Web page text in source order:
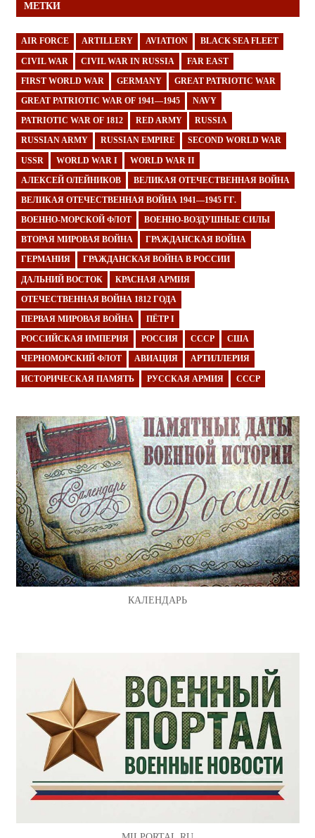
МЕТКИ
AIR FORCE ARTILLERY AVIATION BLACK SEA FLEET
CIVIL WAR CIVIL WAR IN RUSSIA FAR EAST
FIRST WORLD WAR GERMANY GREAT PATRIOTIC WAR
GREAT PATRIOTIC WAR OF 1941—1945 NAVY
PATRIOTIC WAR OF 1812 RED ARMY RUSSIA
RUSSIAN ARMY RUSSIAN EMPIRE SECOND WORLD WAR
USSR WORLD WAR I WORLD WAR II
АЛЕКСЕЙ ОЛЕЙНИКОВ ВЕЛИКАЯ ОТЕЧЕСТВЕННАЯ ВОЙНА
ВЕЛИКАЯ ОТЕЧЕСТВЕННАЯ ВОЙНА 1941—1945 ГГ.
ВОЕННО-МОРСКОЙ ФЛОТ ВОЕННО-ВОЗДУШНЫЕ СИЛЫ
ВТОРАЯ МИРОВАЯ ВОЙНА ГРАЖДАНСКАЯ ВОЙНА
ГЕРМАНИЯ ГРАЖДАНСКАЯ ВОЙНА В РОССИИ
ДАЛЬНИЙ ВОСТОК КРАСНАЯ АРМИЯ
ОТЕЧЕСТВЕННАЯ ВОЙНА 1812 ГОДА
ПЕРВАЯ МИРОВАЯ ВОЙНА ПЁТР I
РОССИЙСКАЯ ИМПЕРИЯ РОССИЯ СССР США
ЧЕРНОМОРСКИЙ ФЛОТ АВИАЦИЯ АРТИЛЛЕРИЯ
ИСТОРИЧЕСКАЯ ПАМЯТЬ РУССКАЯ АРМИЯ СССР
КАЛЕНДАРЬ